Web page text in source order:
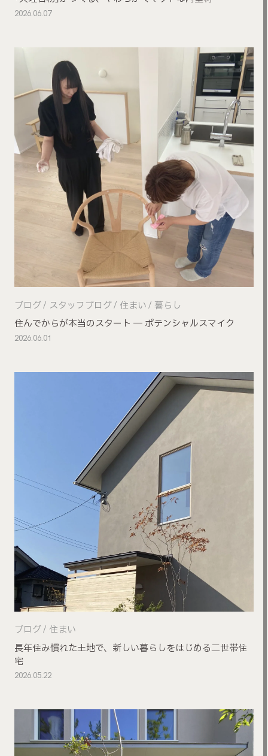
2026.06.07
住んでからが本当のスタート ― ポテンシャルスマイク
ブログ スタッフブログ 住まい 暮らし
2026.06.01
長年住み慣れた土地で、新しい暮らしをはじめる二世帯住
宅
ブログ 住まい
2026.05.22